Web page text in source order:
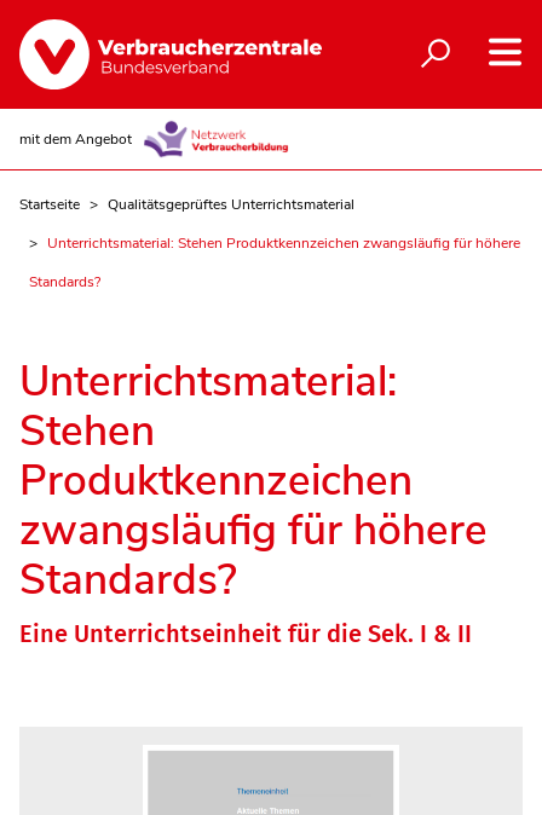
mit dem Angebot
Startseite
Qualitätsgeprüftes Unterrichtsmaterial
Unterrichtsmaterial: Stehen Produktkennzeichen zwangsläufig für höhere
Standards?
Unterrichtsmaterial:
Stehen
Produktkennzeichen
zwangsläufig für höhere
Standards?
Eine Unterrichtseinheit für die Sek. I & II